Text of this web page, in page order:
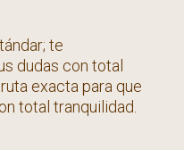
te
dudas con total
exacta para que
total tranquilidad.